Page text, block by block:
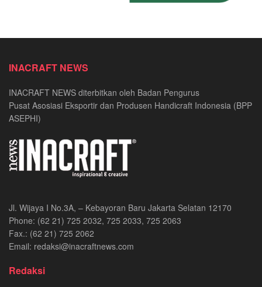
INACRAFT NEWS
INACRAFT NEWS diterbitkan oleh Badan Pengurus
Pusat Asosiasi Eksportir dan Produsen Handicraft Indonesia (BPP
ASEPHI)
Jl. Wijaya I No.3A, – Kebayoran Baru Jakarta Selatan 12170
Phone: (62 21) 725 2032, 725 2033, 725 2063
Fax.: (62 21) 725 2062
Email: redaksi@inacraftnews.com
Redaksi